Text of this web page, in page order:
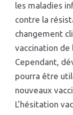
les maladies
contre la
changement
vaccination de
Cependant,
pourra être
nouveaux
L’hésitation